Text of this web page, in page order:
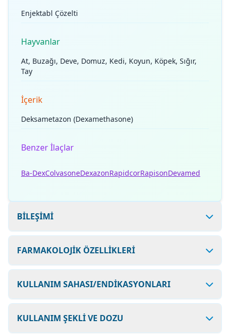
Enjektabl Çözelti
Hayvanlar
At, Buzağı, Deve, Domuz, Kedi, Koyun, Köpek, Sığır,
Tay
İçerik
Deksametazon (Dexamethasone)
Benzer İlaçlar
Ba-DexColvasoneDexazonRapidcorRapisonDevamed
BİLEŞİMİ
FARMAKOLOJİK ÖZELLİKLERİ
KULLANIM SAHASI/ENDİKASYONLARI
KULLANIM ŞEKLİ VE DOZU